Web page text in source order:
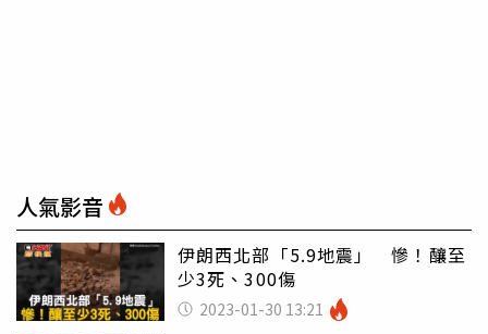
人氣影音
伊朗西北部「5.9地震」 慘！釀至
少3死、300傷
2023-01-30 13:21